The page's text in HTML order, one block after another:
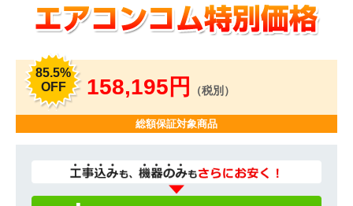
85.5%
OFF
158,195円 （税別）
総額保証対象商品